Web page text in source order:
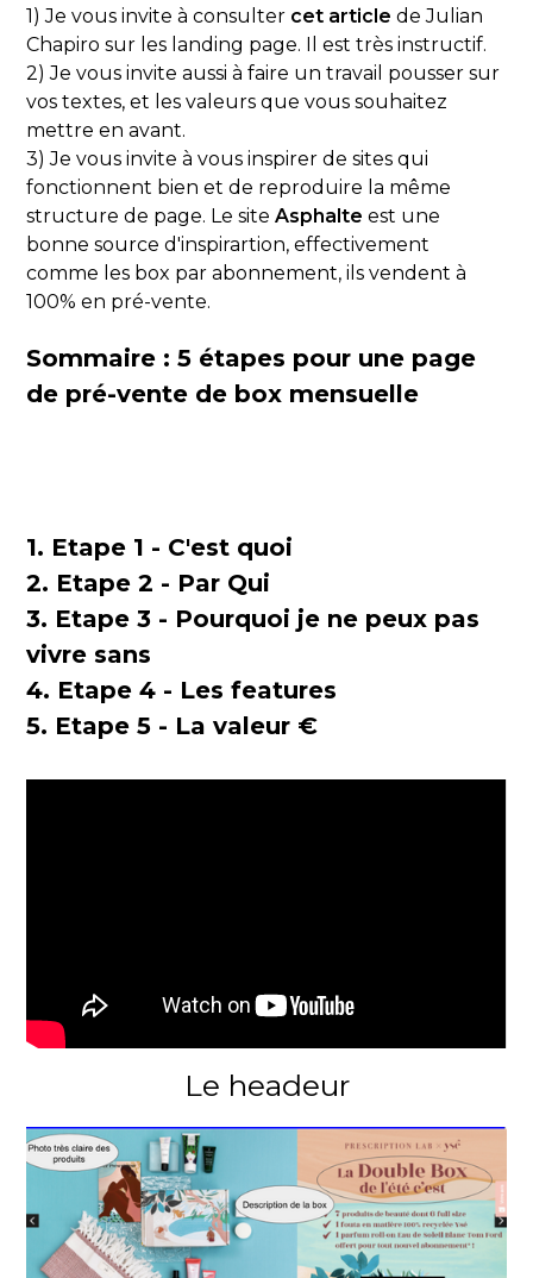
1) Je vous invite à consulter cet article de Julian
Chapiro sur les landing page. Il est très instructif.
2) Je vous invite aussi à faire un travail pousser sur
vos textes, et les valeurs que vous souhaitez
mettre en avant.
3) Je vous invite à vous inspirer de sites qui
fonctionnent bien et de reproduire la même
structure de page. Le siteAsphalte est une
bonne source d'inspirartion, effectivement
comme les box par abonnement, ils vendent à
100% en pré-vente.
Sommaire : 5 étapes pour une page
de pré-vente de box mensuelle
1. Etape 1 - C'est quoi
2. Etape 2 - Par Qui
3. Etape 3 - Pourquoi je ne peux pas
vivre sans
4. Etape 4 - Les features
5. Etape 5 - La valeur €
Etape 1 C'est quoi
Le headeur